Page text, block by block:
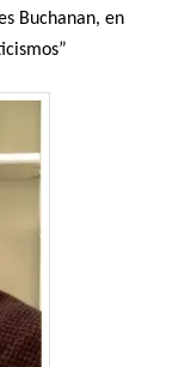
Buchanan, en